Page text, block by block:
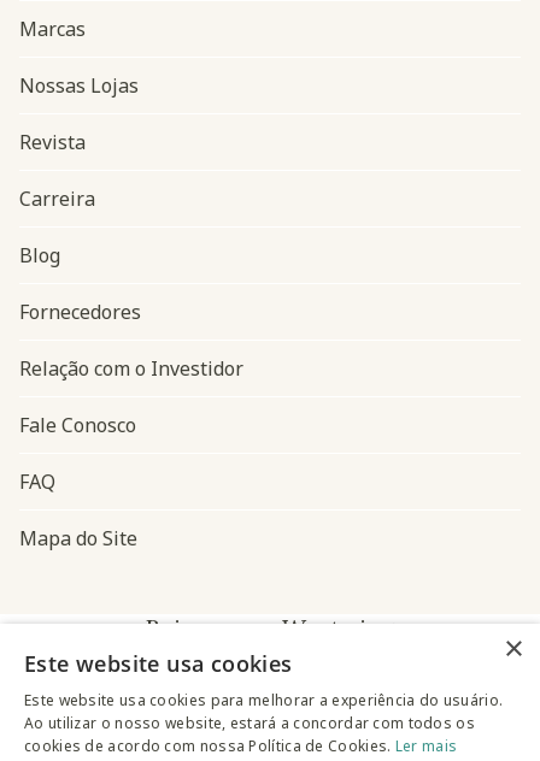
Navegação do rodapé
Marcas
Nossas Lojas
Revista
Carreira
Blog
Fornecedores
Relação com o Investidor
Fale Conosco
FAQ
Mapa do Site
Baixe o app Westwing
×
Este website usa cookies
Este website usa cookies para melhorar a experiência do usuário.
Ao utilizar o nosso website, estará a concordar com todos os
cookies de acordo com nossa Política de Cookies. Ler mais